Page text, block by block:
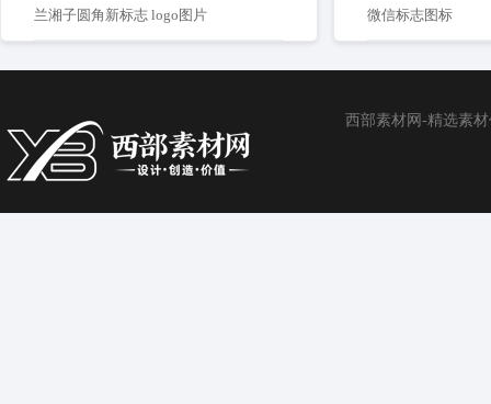
兰湘子圆角新标志 logo图片 微信标志图标
西部素材网-精选素